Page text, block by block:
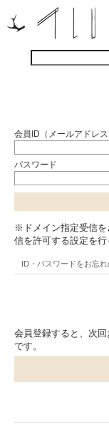
会員ID（メールアドレス
パスワード
※ドメイン指定受信を
信を許可する設定を行
ID・パスワードをお忘
会員登録すると、次
です。